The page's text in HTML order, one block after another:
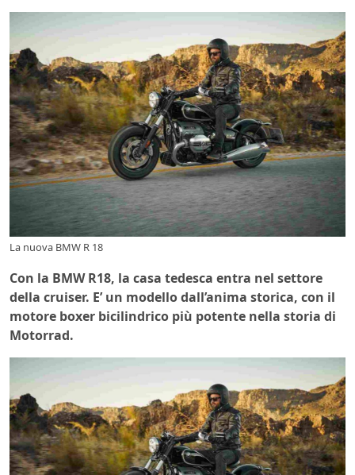
La nuova BMW R 18
Con la BMW R18, la casa tedesca entra nel settore
della cruiser. E’ un modello dall’anima storica, con il
motore boxer bicilindrico più potente nella storia di
Motorrad.